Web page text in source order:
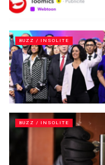
BUZZ / INSOLITE
BUZZ / INSOLITE